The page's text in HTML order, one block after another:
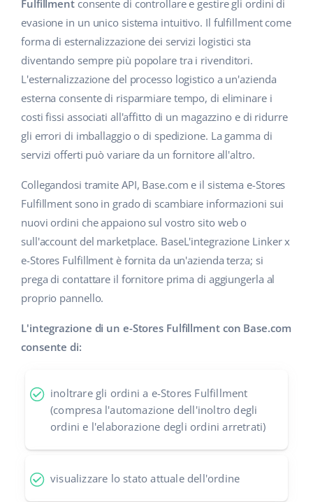
Gestione Spedizioni
Workflow Automation
Base Connect
AI per l'e-commerce
Prodotti per bambini
Elettronica
Automotive
Food&Grocery
Moda
Centro Assistenza
Academy
Blog
Servizi
Audit dell'account
Altro
Calcolatore dei vantaggi
Contatto
english (GB)
english (IN)
čeština
deutsch
español (AR)
español (MX)
Italiano
polski
română
中文
Fulfillment consente di controllare e gestire gli ordini di
evasione in un unico sistema intuitivo. Il fulfillment come
forma di esternalizzazione dei servizi logistici sta
diventando sempre più popolare tra i rivenditori.
L'esternalizzazione del processo logistico a un'azienda
esterna consente di risparmiare tempo, di eliminare i
costi fissi associati all'affitto di un magazzino e di ridurre
gli errori di imballaggio o di spedizione. La gamma di
servizi offerti può variare da un fornitore all'altro.
Collegandosi tramite API, Base.com e il sistema e-Stores
Fulfillment sono in grado di scambiare informazioni sui
nuovi ordini che appaiono sul vostro sito web o
sull'account del marketplace. BaseL'integrazione Linker x
e-Stores Fulfillment è fornita da un'azienda terza; si
prega di contattare il fornitore prima di aggiungerla al
proprio pannello.
L'integrazione di un e-Stores Fulfillment con Base.com
consente di:
inoltrare gli ordini a e-Stores Fulfillment
(compresa l'automazione dell'inoltro degli
ordini e l'elaborazione degli ordini arretrati)
visualizzare lo stato attuale dell'ordine